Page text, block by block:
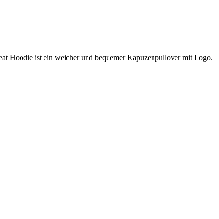
Hoodie ist ein weicher und bequemer Kapuzenpullover mit Logo.